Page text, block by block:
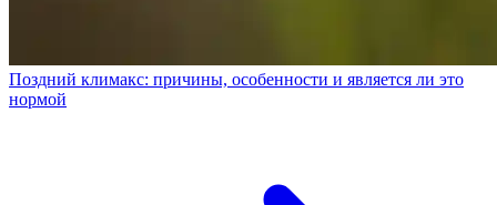
Поздний климакс: причины, особенности и является ли это
нормой